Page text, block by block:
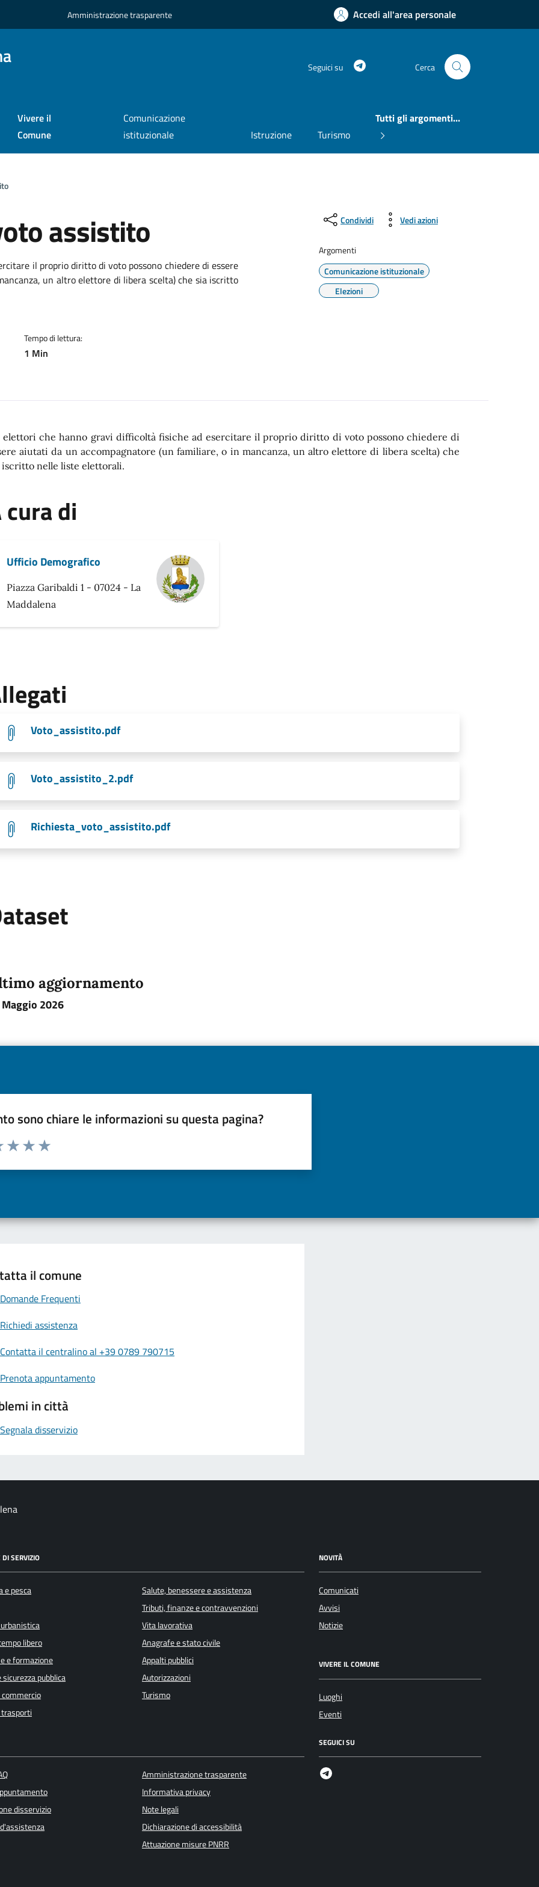
Amministrazione trasparente Accedi all'area personale
Seguici su Cerca
Vivere il
Comune
Comunicazione
istituzionale
Istruzione Turismo
Tutti gli argomenti...
assistito
il proprio diritto di voto possono chiedere di essere
un altro elettore di libera scelta) che sia iscritto
Tempo di lettura:
1 Min
Condividi Vedi azioni
Argomenti
Comunicazione istituzionale
Elezioni
elettori che hanno gravi difficoltà fisiche ad esercitare il proprio diritto di voto possono chiedere di
aiutati da un accompagnatore (un familiare, o in mancanza, un altro elettore di libera scelta) che
iscritto nelle liste elettorali.
cura di
Ufficio Demografico
Piazza Garibaldi 1 - 07024 - La
Maddalena
Voto_assistito.pdf
Voto_assistito_2.pdf
Richiesta_voto_assistito.pdf
aggiornamento
2026
sono chiare le informazioni su questa pagina?
1 a 5 stelle la pagina
il comune
Domande Frequenti
Richiedi assistenza
Contatta il centralino al +39 0789 790715
Prenota appuntamento
in città
Segnala disservizio
DI SERVIZIO
e pesca
libero
e formazione
pubblica
Salute, benessere e assistenza
Tributi, finanze e contravvenzioni
Vita lavorativa
Anagrafe e stato civile
Appalti pubblici
Autorizzazioni
Turismo
NOVITÀ
Comunicati
Avvisi
Notizie
VIVERE IL COMUNE
Luoghi
Eventi
disservizio
Amministrazione trasparente
Informativa privacy
Note legali
Dichiarazione di accessibilità
Attuazione misure PNRR
SEGUICI SU